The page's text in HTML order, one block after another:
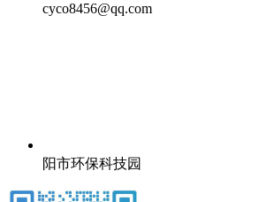
cyco8456@qq.com
阳市环保科技园